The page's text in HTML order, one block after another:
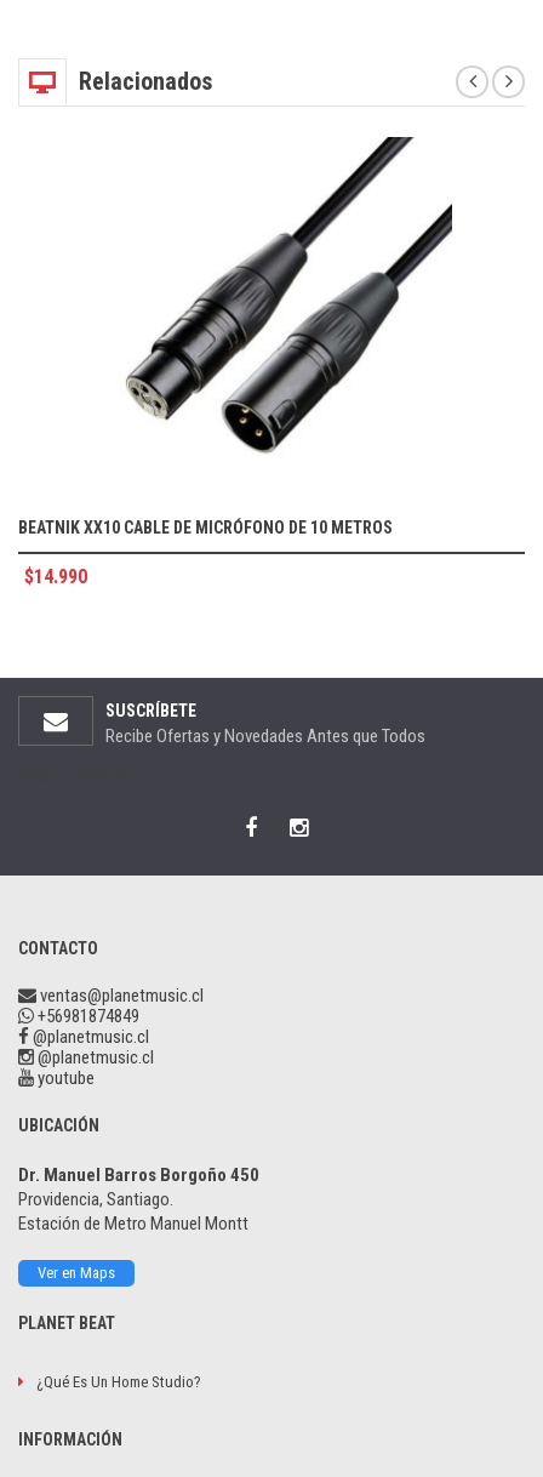
Relacionados
BEATNIK XX10 CABLE DE MICRÓFONO DE 10 METROS
$14.990
SUSCRÍBETE
Recibe Ofertas y Novedades Antes que Todos
CONTACTO
ventas@planetmusic.cl
+56981874849
@planetmusic.cl
@planetmusic.cl
youtube
UBICACIÓN
Dr. Manuel Barros Borgoño 450
Providencia, Santiago.
Estación de Metro Manuel Montt
Ver en Maps
PLANET BEAT
¿Qué Es Un Home Studio?
INFORMACIÓN